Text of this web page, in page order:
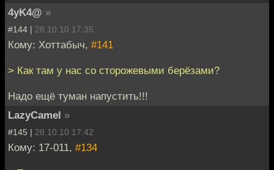
4yK4@ »
#144 | 28.10.10 17:35
Кому: Хоттабыч, #141
> Как там у нас со сторожевыми берёзами?
Надо ещё туман напустить!!!
LazyCamel »
#145 | 28.10.10 17:42
Кому: 17-011, #134